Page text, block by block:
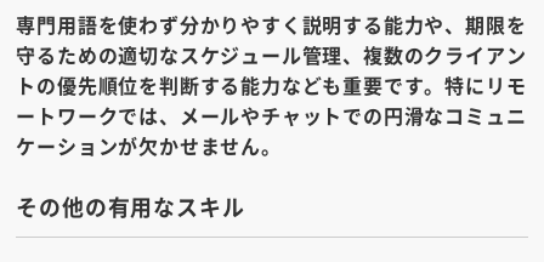
専門用語を使わず分かりやすく説明する能力や、期限を
守るための適切なスケジュール管理、複数のクライアン
トの優先順位を判断する能力なども重要です。特にリモ
ートワークでは、メールやチャットでの円滑なコミュニ
ケーションが欠かせません。
その他の有用なスキル